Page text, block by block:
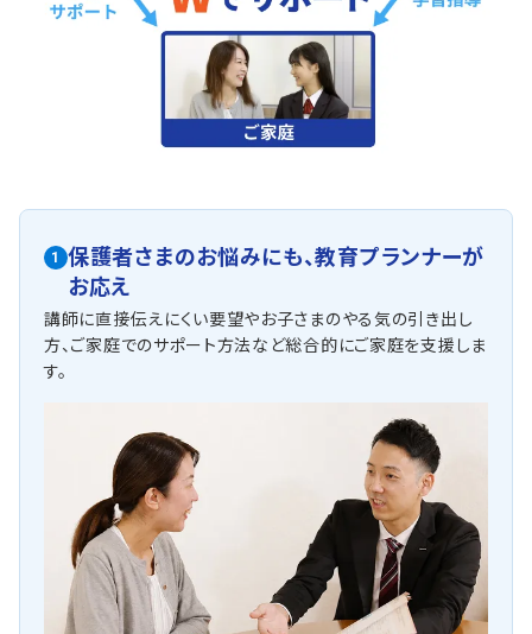
1 保護者さまのお悩みにも、教育プランナーが
お応え
講師に直接伝えにくい要望やお子さまのやる気の引き出し
方、ご家庭でのサポート方法など総合的にご家庭を支援しま
す。